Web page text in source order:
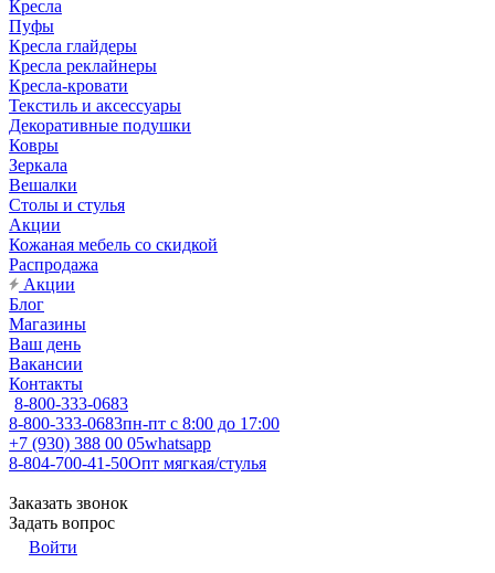
Кресла
Пуфы
Кресла глайдеры
Кресла реклайнеры
Кресла-кровати
Текстиль и аксессуары
Декоративные подушки
Ковры
Зеркала
Вешалки
Столы и стулья
Акции
Кожаная мебель со скидкой
Распродажа
Акции
Блог
Магазины
Ваш день
Вакансии
Контакты
8-800-333-0683
8-800-333-0683пн-пт с 8:00 до 17:00
+7 (930) 388 00 05whatsapp
8-804-700-41-50Опт мягкая/стулья
Заказать звонок
Задать вопрос
Войти